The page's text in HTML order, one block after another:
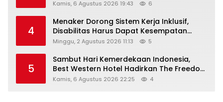
Kamis, 6 Agustus 2026 19:43 6
4
Menaker Dorong Sistem Kerja Inklusif,
Disabilitas Harus Dapat Kesempatan
Setara
Minggu, 2 Agustus 2026 11:13 5
5
Sambut Hari Kemerdekaan Indonesia,
Best Western Hotel Hadirkan The Freedom
Stay Diskon Hingga 45%
Kamis, 6 Agustus 2026 22:25 4